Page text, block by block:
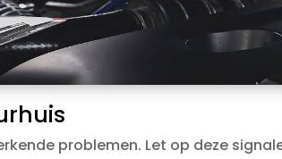
problemen.​ Let op deze